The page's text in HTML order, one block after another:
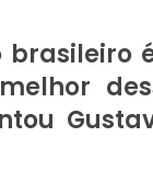
brasileiro